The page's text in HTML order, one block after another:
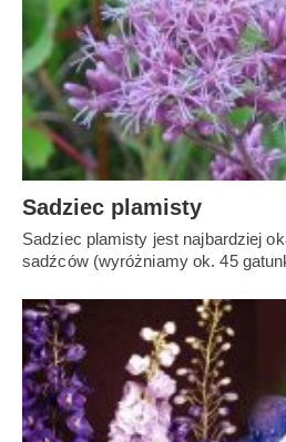
Sadziec plamisty
Sadziec plamisty jest najbardziej
sadźców (wyróżniamy ok. 45